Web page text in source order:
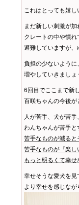
これはとっても嬉
まだ新しい刺激が
クレートの中や慣
避難していますが
負担の少ないよう
増やしていきましょ
6回目でここまで新
百咲ちゃんの今後が
人が苦手、犬が苦
わんちゃんが苦手
苦手なものが減る
苦手なものが『楽
もっと明るくて幸
幸せそうな愛犬を見
より幸せを感じな